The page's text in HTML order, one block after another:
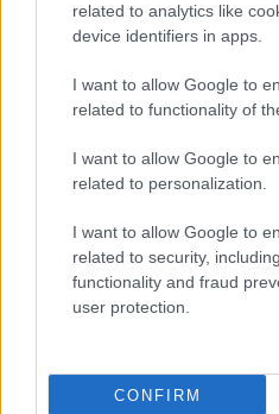
related to analytics like
device identifiers in apps.
I want to allow Google to
related to functionality of
I want to allow Google to
related to personalization.
I want to allow Google to
related to security,
functionality and fraud
user protection.
CONFIRM
A bejegyzés trackback
https://kulturpart.hu/api/
Kommentek:
nem vállal, azokat nem ellenőrzi. Kifogás